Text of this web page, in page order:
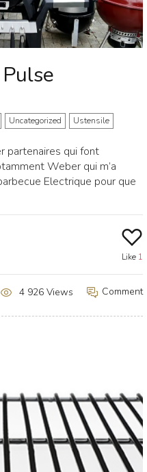
Uncategorized Ustensile
partenaires qui font
Weber qui m’a
Electrique pour que
Like 1
Comment
4 926 Views